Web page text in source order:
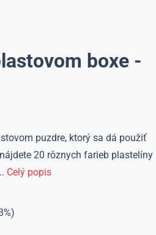
boxe -
puzdre, ktorý sa dá použiť
20 rôznych farieb plastelíny
Celý popis